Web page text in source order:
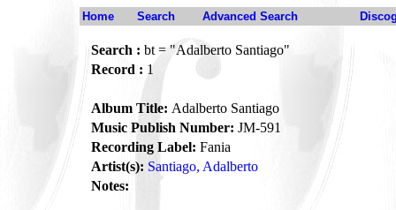
Home Search Advanced Search
Search : bt = "Adalberto Santiago"
Record : 1
Album Title: Adalberto Santiago
Music Publish Number: JM-591
Recording Label: Fania
Artist(s): Santiago, Adalberto
Notes: